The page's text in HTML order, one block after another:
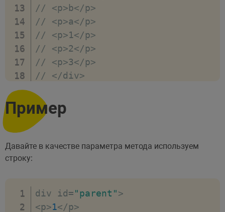
// <p>b</p>
// <p>a</p>
// <p>1</p>
// <p>2</p>
// <p>3</p>
// </div>
Пример
Давайте в качестве параметра метода используем
строку:
div id="parent">
<p>1</p>